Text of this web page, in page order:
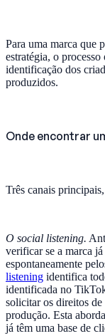
Para uma marca que
estratégia, o
identificação dos
produzidos.
Onde encontrar
Três canais
O social listening.
verificar se a marca
espontaneamente
listening identifica
identificada no
solicitar os direitos de
produção. Esta
já têm uma base de